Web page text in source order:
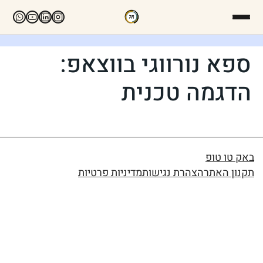
ספא נורווגי בווצאפ:
הדגמה טכנית
באק טו טופ
תקנון האתרהצהרת נגישותמדיניות פרטיות